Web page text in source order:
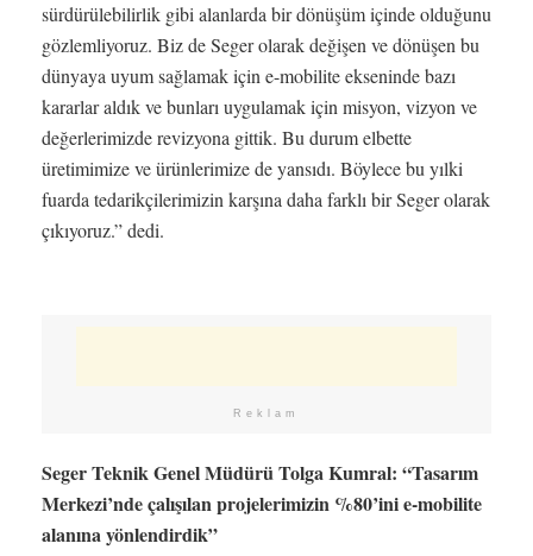
sürdürülebilirlik gibi alanlarda bir dönüşüm içinde olduğunu
gözlemliyoruz. Biz de Seger olarak değişen ve dönüşen bu
dünyaya uyum sağlamak için e-mobilite ekseninde bazı
kararlar aldık ve bunları uygulamak için misyon, vizyon ve
değerlerimizde revizyona gittik. Bu durum elbette
üretimimize ve ürünlerimize de yansıdı. Böylece bu yılki
fuarda tedarikçilerimizin karşına daha farklı bir Seger olarak
çıkıyoruz.” dedi.
Reklam
Seger Teknik Genel Müdürü Tolga Kumral: “Tasarım
Merkezi’nde çalışılan projelerimizin %80’ini e-mobilite
alanına yönlendirdik”